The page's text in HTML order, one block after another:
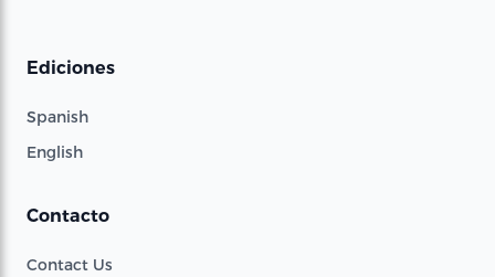
Ediciones
Spanish
English
Contacto
Contact Us